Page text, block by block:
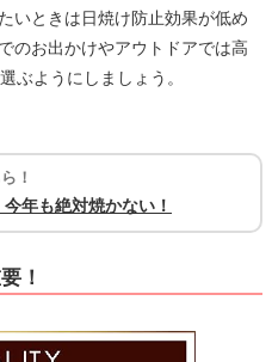
いときは日焼け防止効果が低め
のお出かけやアウトドアでは高
ぶようにしましょう。
！
年も絶対焼かない！
！